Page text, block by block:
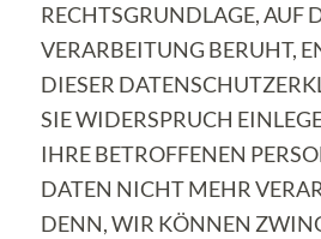
RECHTSGRUNDLAGE, AUF
VERARBEITUNG BERUHT,
DIESER
SIE WIDERSPRUCH
IHRE BETROFFENEN
DATEN NICHT MEHR
DENN, WIR KÖNNEN